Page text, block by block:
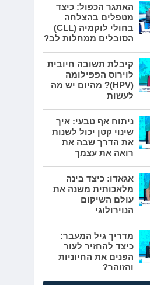
האתגר הכפול: כיצד
מטפלים בהצלחה
בחולי לוקמיה (CLL)
הסובלים ממחלות לב?
קיבלת תשובה חיובית
לוירוס הפפילומה
(HPV)? מהיום יש מה
לעשות
ניתוח אף טבעי: איך
שינוי קטן יכול לשנות
את הדרך שבה את
רואה את עצמך
אגאדו: כיצד בינה
מלאכותית משנה את
עולם השיקום
הנוירולוגי
מדריך גיל המעבר:
כיצד להחזיר לעור
הפנים את החיוניות
והזוהר?